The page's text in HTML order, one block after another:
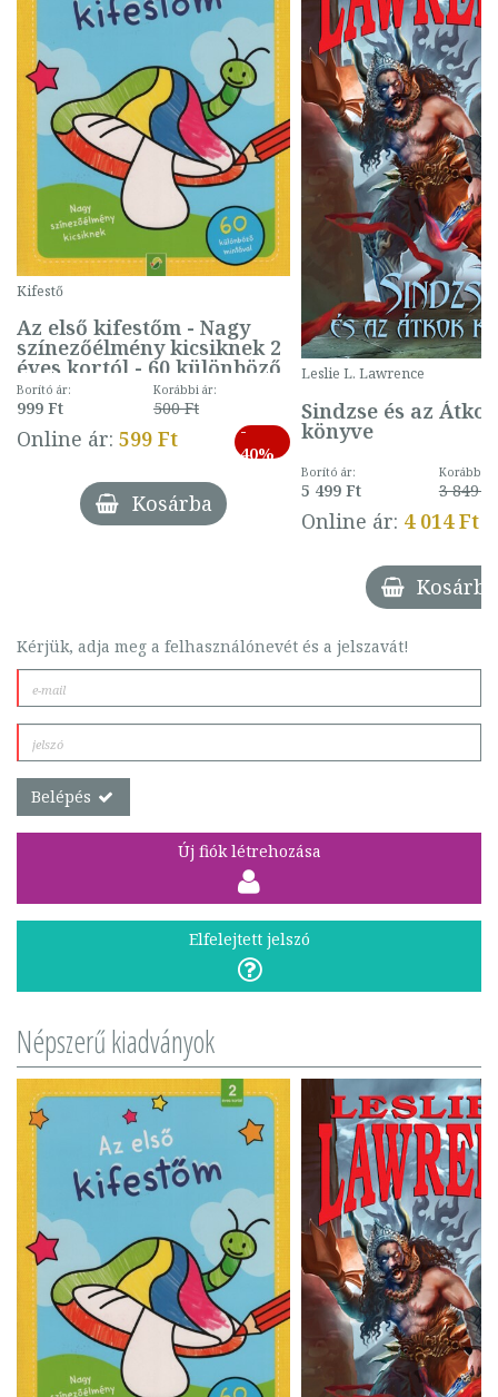
Kifestő
Az első kifestőm - Nagy
színezőélmény kicsiknek 2
éves kortól - 60 különböző
mintával (gombás)
Borító ár:
999 Ft
Korábbi ár:
500 Ft
Online ár: 599 Ft
-
40%
Kosárba
Leslie L. Lawrence
Sindzse és az Átkok
könyve
Borító ár:
5 499 Ft
Korábbi
3 849 Ft
Online ár: 4 014 Ft
Kosárba
Kérjük, adja meg a felhasználónevét és a jelszavát!
Belépés
Új fiók létrehozása
Elfelejtett jelszó
Népszerű kiadványok